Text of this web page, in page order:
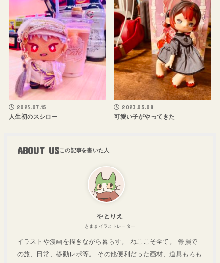
2023.07.15
人生初のスシロー
2023.05.08
可愛い子がやってきた
ABOUT US
やとりえ
きままイラストレーター
イラストや漫画を描きながら暮らす。 ねここそ全て。 脊損で
の旅、日常、移動レポ等。 その他便利だった画材、道具もろも